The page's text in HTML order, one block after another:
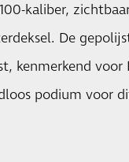
kaliber,
De
kenmerkend voor
podium voor